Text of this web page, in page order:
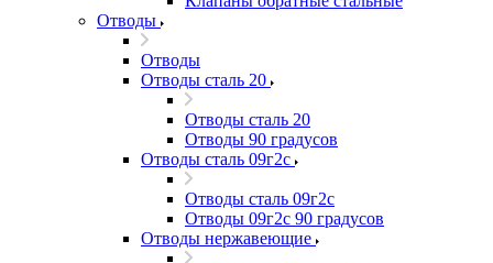
Отводы
Отводы
Отводы сталь 20
Отводы сталь 20
Отводы 90 градусов
Отводы сталь 09г2с
Отводы сталь 09г2с
Отводы 09г2с 90 градусов
Отводы нержавеющие